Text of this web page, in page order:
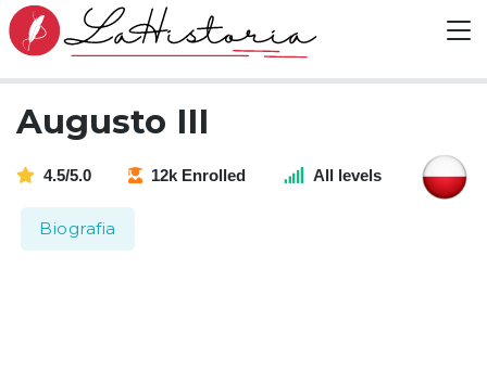
Augusto III
4.5/5.0 12k Enrolled All levels
Biografia